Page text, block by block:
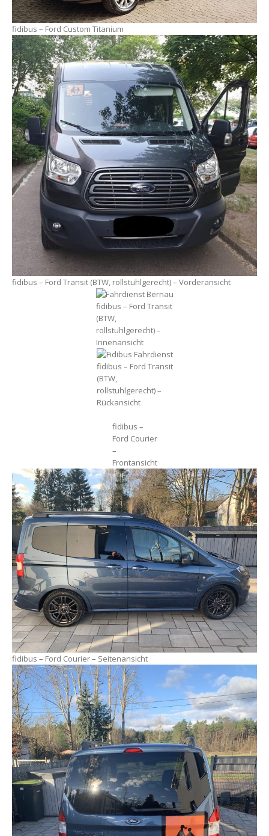
fidibus – Ford Custom Titanium
fidibus – Ford Transit (BTW, rollstuhlgerecht) – Vorderansicht
fidibus – Ford Transit
(BTW,
rollstuhlgerecht) –
Innenansicht
fidibus – Ford Transit
(BTW,
rollstuhlgerecht) –
Rückansicht
fidibus –
Ford Courier
–
Frontansicht
fidibus – Ford Courier – Seitenansicht